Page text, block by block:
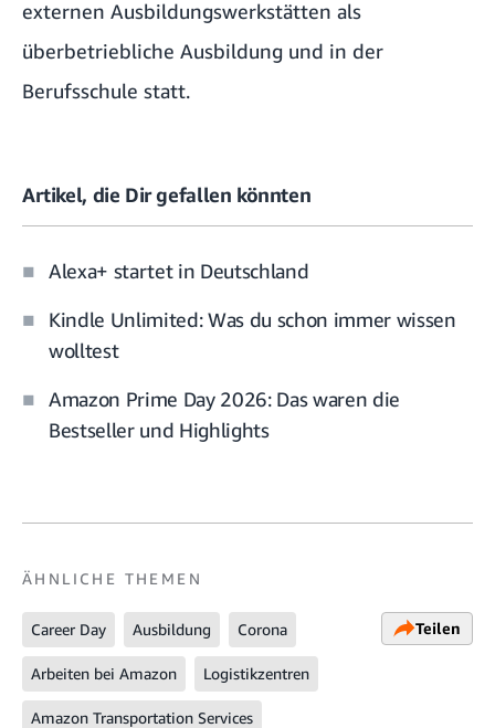
externen Ausbildungswerkstätten als
überbetriebliche Ausbildung und in der
Berufsschule statt.
Artikel, die Dir gefallen könnten
Alexa+ startet in Deutschland
Kindle Unlimited: Was du schon immer wissen
wolltest
Amazon Prime Day 2026: Das waren die
Bestseller und Highlights
ÄHNLICHE THEMEN
Career Day Ausbildung Corona
Arbeiten bei Amazon Logistikzentren
Amazon Transportation Services
Teilen